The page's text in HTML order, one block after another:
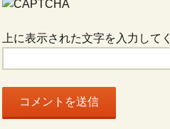
上に表示された文字を入力して